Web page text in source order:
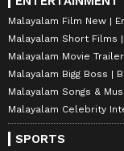
Malayalam Film New
Malayalam Short Films
Malayalam Movie
Malayalam Bigg Boss
Malayalam Songs &
Malayalam Celebrity
SPORTS